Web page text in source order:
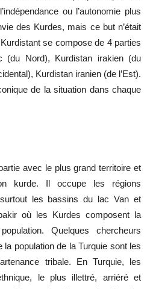
’indépendance ou l’autonomie plus
des Kurdes, mais ce but n’était
se compose de 4 parties
(du Nord), Kurdistan irakien (du
Kurdistan iranien (de l’Est).
de la situation dans chaque
avec le plus grand territoire et
kurde. Il occupe les régions
les bassins du lac Van et
où les Kurdes composent la
Quelques chercheurs
la population de la Turquie sont les
tribale. En Turquie, les
le plus illettré, arriéré et